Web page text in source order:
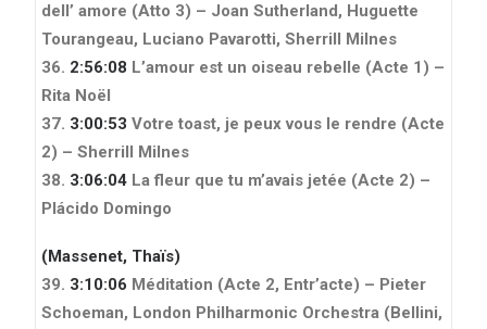
dell’ amore (Atto 3) – Joan Sutherland, Huguette
Tourangeau, Luciano Pavarotti, Sherrill Milnes
36. 2:56:08 L’amour est un oiseau rebelle (Acte 1) –
Rita Noël
37. 3:00:53 Votre toast, je peux vous le rendre (Acte
2) – Sherrill Milnes
38. 3:06:04 La fleur que tu m’avais jetée (Acte 2) –
Plácido Domingo
(Massenet, Thaïs)
39. 3:10:06 Méditation (Acte 2, Entr’acte) – Pieter
Schoeman, London Philharmonic Orchestra (Bellini,